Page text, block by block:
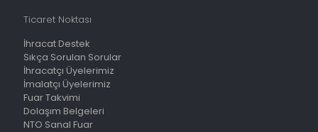
Ticaret Noktası
İhracat Destek
Sıkça Sorulan Sorular
İhracatçı Üyelerimiz
İmalatçı Üyelerimiz
Fuar Takvimi
Dolaşım Belgeleri
NTO Sanal Fuar